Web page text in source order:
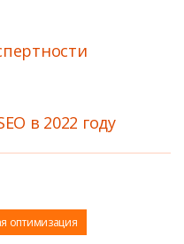
в 2022 году
оптимизация